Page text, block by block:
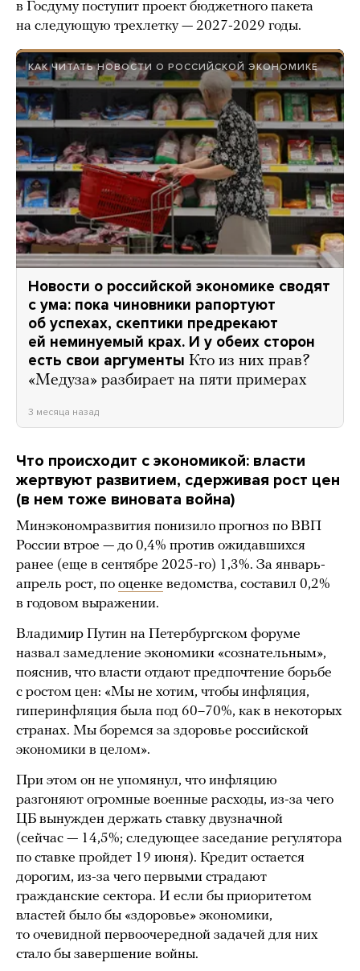
в Госдуму поступит проект бюджетного пакета
на следующую трехлетку — 2027-2029 годы.
КАК ЧИТАТЬ НОВОСТИ О РОССИЙСКОЙ ЭКОНОМИКЕ
Новости о российской экономике сводят
с ума: пока чиновники рапортуют
об успехах, скептики предрекают
ей неминуемый крах. И у обеих сторон
есть свои аргументы Кто из них прав?
«Медуза» разбирает на пяти примерах
3 месяца назад
Что происходит с экономикой: власти
жертвуют развитием, сдерживая рост цен
(в нем тоже виновата война)
Минэкономразвития понизило прогноз по ВВП
России втрое — до 0,4% против ожидавшихся
ранее (еще в сентябре 2025-го) 1,3%. За январь-
апрель рост, по оценке ведомства, составил 0,2%
в годовом выражении.
Владимир Путин на Петербургском форуме
назвал замедление экономики «сознательным»,
пояснив, что власти отдают предпочтение борьбе
с ростом цен: «Мы не хотим, чтобы инфляция,
гиперинфляция была под 60–70%, как в некоторых
странах. Мы боремся за здоровье российской
экономики в целом».
При этом он не упомянул, что инфляцию
разгоняют огромные военные расходы, из-за чего
ЦБ вынужден держать ставку двузначной
(сейчас — 14,5%; следующее заседание регулятора
по ставке пройдет 19 июня). Кредит остается
дорогим, из-за чего первыми страдают
гражданские сектора. И если бы приоритетом
властей было бы «здоровье» экономики,
то очевидной первоочередной задачей для них
стало бы завершение войны.